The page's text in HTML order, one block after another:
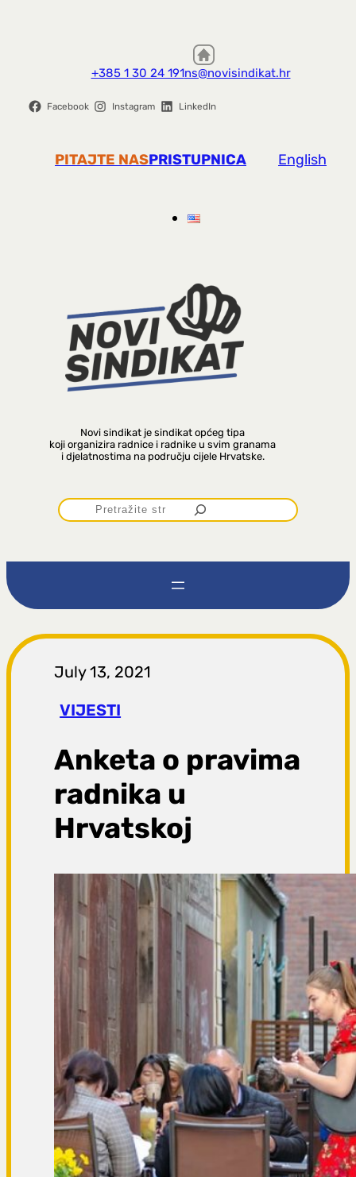
+385 1 30 24 191ns@novisindikat.hr
Facebook Instagram LinkedIn
PITAJTE NASPRISTUPNICA English
Novi sindikat je sindikat općeg tipa
koji organizira radnice i radnike u svim granama
i djelatnostima na području cijele Hrvatske.
P
r
t
r
a
g
a
July 13, 2021
VIJESTI
Anketa o pravima
radnika u
Hrvatskoj